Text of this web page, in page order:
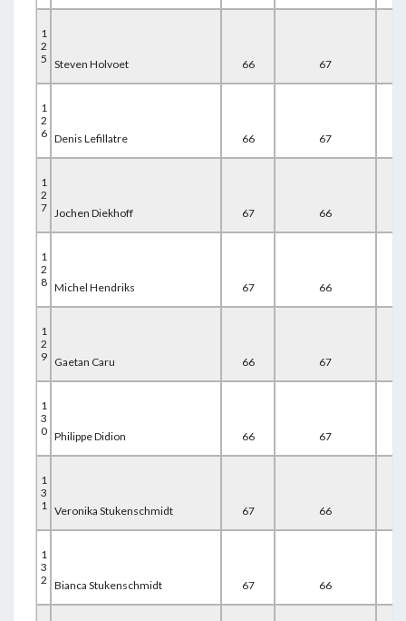
1
2
5
Steven Holvoet 66 67
1
2
6 Denis Lefillatre 66 67
1
2
7 Jochen Diekhoff 67 66
1
2
8 Michel Hendriks 67 66
1
2
9
Gaetan Caru 66 67
1
3
0 Philippe Didion 66 67
1
3
1 Veronika Stukenschmidt 67 66
1
3
2
Bianca Stukenschmidt 67 66